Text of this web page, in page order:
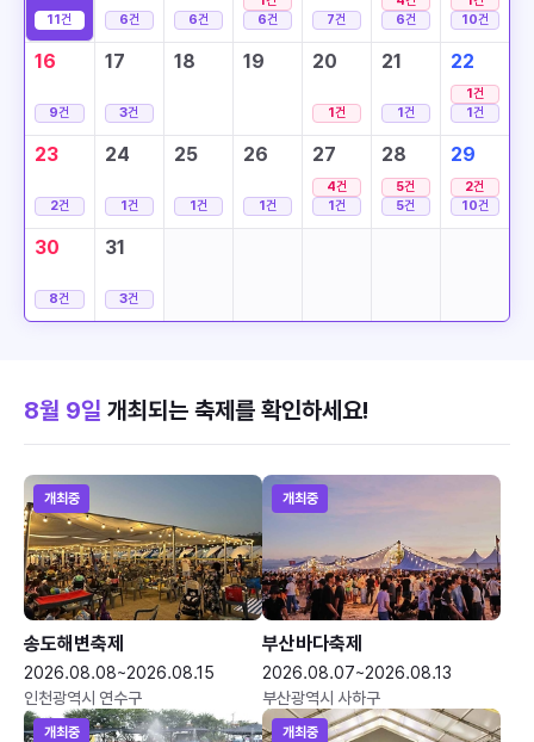
11건 6건 6건
6건 7건
6건
10건
16
9건
17
3건
18 19 20
1건
21
1건
22
1건
1건
23
2건
24
1건
25
1건
26
1건
27
4건
1건
28
5건
5건
29
2건
10건
30
8건
31
3건
8월 9일 개최되는 축제를 확인하세요!
개최중
송도해변축제
2026.08.08~2026.08.15
인천광역시 연수구
개최중
부산바다축제
2026.08.07~2026.08.13
부산광역시 사하구
개최중 개최중